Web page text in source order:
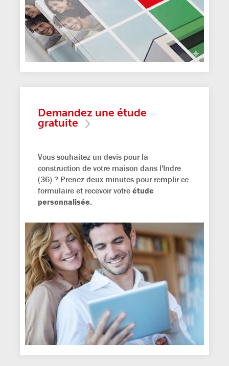
Demandez une étude
gratuite
Vous souhaitez un devis pour la
construction de votre maison dans l'Indre
(36) ? Prenez deux minutes pour remplir ce
formulaire et recevoir votre étude
personnalisée.